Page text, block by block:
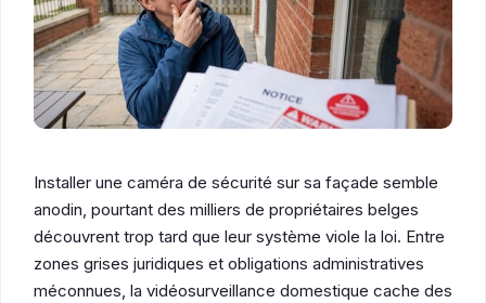
Installer une caméra de sécurité sur sa façade semble
anodin, pourtant des milliers de propriétaires belges
découvrent trop tard que leur système viole la loi. Entre
zones grises juridiques et obligations administratives
méconnues, la vidéosurveillance domestique cache des